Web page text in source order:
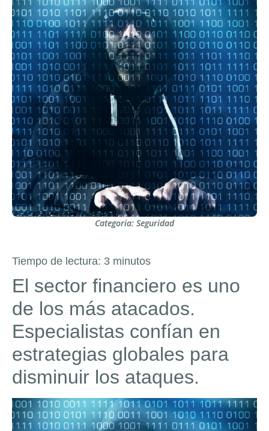
Categoria: Seguridad
Tiempo de lectura: 3 minutos
El sector financiero es uno
de los más atacados.
Especialistas confían en
estrategias globales para
disminuir los ataques.